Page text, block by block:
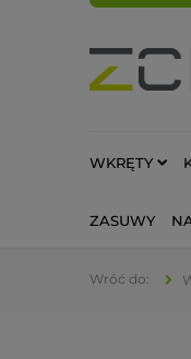
WKRĘTY
ZASUWY